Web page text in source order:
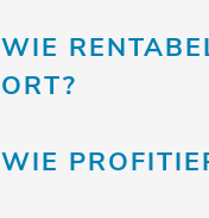
WIE
ORT?
WIE